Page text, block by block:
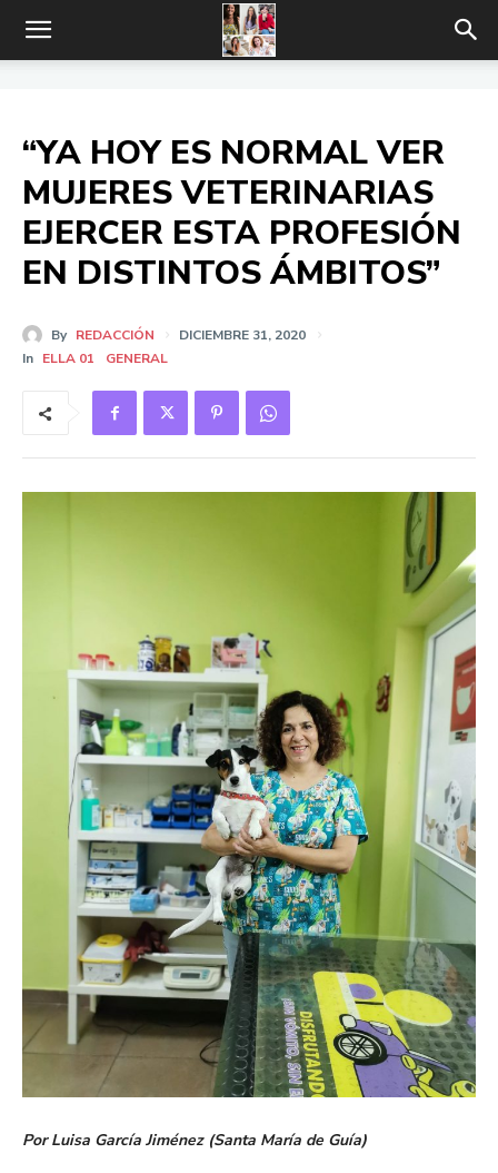
“YA HOY ES NORMAL VER
MUJERES VETERINARIAS
EJERCER ESTA PROFESIÓN
EN DISTINTOS ÁMBITOS”
By REDACCIÓN
DICIEMBRE 31, 2020
In ELLA 01 GENERAL
Por Luisa García Jiménez (Santa María de Guía)